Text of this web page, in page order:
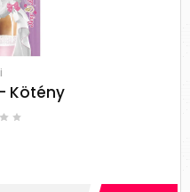
Kötény